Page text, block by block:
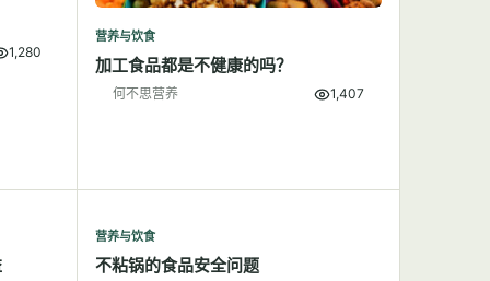
1,280
营养与饮食
加工食品都是不健康的吗？
何不思营养 1,407
营养与饮食
不粘锅的食品安全问题